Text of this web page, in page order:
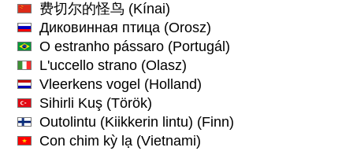
费切尔的怪鸟 (Kínai)
Диковинная птица (Orosz)
O estranho pássaro (Portugál)
L'uccello strano (Olasz)
Vleerkens vogel (Holland)
Sihirli Kuş (Török)
Outolintu (Kiikkerin lintu) (Finn)
Con chim kỳ lạ (Vietnami)